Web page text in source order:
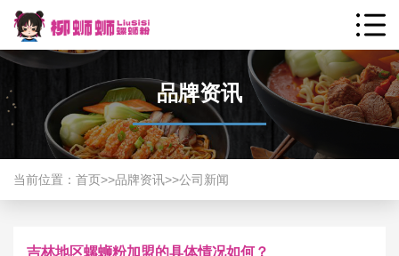
品牌资讯
当前位置： 首页>>品牌资讯>>公司新闻
吉林地区螺蛳粉加盟的具体情况如何？